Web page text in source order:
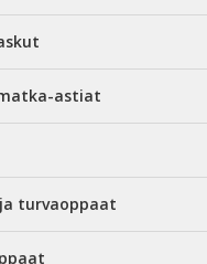
astiat
turvaoppaat